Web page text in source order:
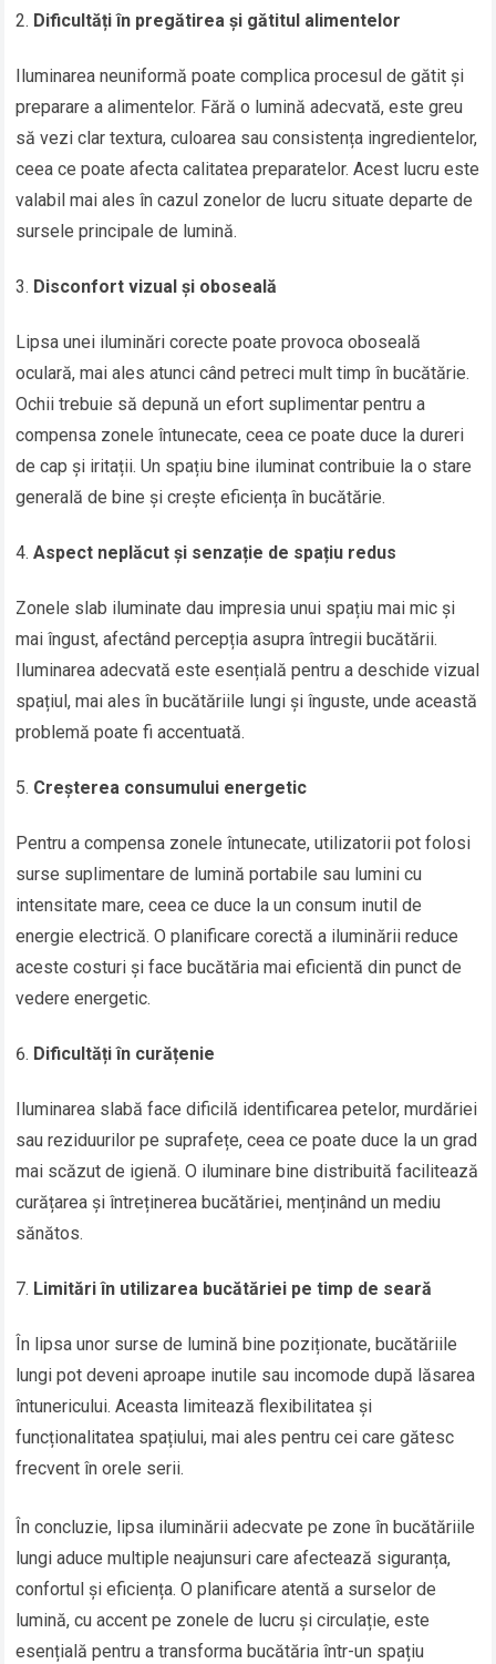
Dificultăți în pregătirea și gătitul alimentelor
Iluminarea neuniformă poate complica procesul de gătit și
preparare a alimentelor. Fără o lumină adecvată, este greu
să vezi clar textura, culoarea sau consistența ingredientelor,
ceea ce poate afecta calitatea preparatelor. Acest lucru este
valabil mai ales în cazul zonelor de lucru situate departe de
sursele principale de lumină.
Disconfort vizual și oboseală
Lipsa unei iluminări corecte poate provoca oboseală
oculară, mai ales atunci când petreci mult timp în bucătărie.
Ochii trebuie să depună un efort suplimentar pentru a
compensa zonele întunecate, ceea ce poate duce la dureri
de cap și iritații. Un spațiu bine iluminat contribuie la o stare
generală de bine și crește eficiența în bucătărie.
Aspect neplăcut și senzație de spațiu redus
Zonele slab iluminate dau impresia unui spațiu mai mic și
mai îngust, afectând percepția asupra întregii bucătării.
Iluminarea adecvată este esențială pentru a deschide vizual
spațiul, mai ales în bucătăriile lungi și înguste, unde această
problemă poate fi accentuată.
Creșterea consumului energetic
Pentru a compensa zonele întunecate, utilizatorii pot folosi
surse suplimentare de lumină portabile sau lumini cu
intensitate mare, ceea ce duce la un consum inutil de
energie electrică. O planificare corectă a iluminării reduce
aceste costuri și face bucătăria mai eficientă din punct de
vedere energetic.
Dificultăți în curățenie
Iluminarea slabă face dificilă identificarea petelor, murdăriei
sau reziduurilor pe suprafețe, ceea ce poate duce la un grad
mai scăzut de igienă. O iluminare bine distribuită facilitează
curățarea și întreținerea bucătăriei, menținând un mediu
sănătos.
Limitări în utilizarea bucătăriei pe timp de seară
În lipsa unor surse de lumină bine poziționate, bucătăriile
lungi pot deveni aproape inutile sau incomode după lăsarea
întunericului. Aceasta limitează flexibilitatea și
funcționalitatea spațiului, mai ales pentru cei care gătesc
frecvent în orele serii.
În concluzie, lipsa iluminării adecvate pe zone în bucătăriile
lungi aduce multiple neajunsuri care afectează siguranța,
confortul și eficiența. O planificare atentă a surselor de
lumină, cu accent pe zonele de lucru și circulație, este
esențială pentru a transforma bucătăria într-un spațiu